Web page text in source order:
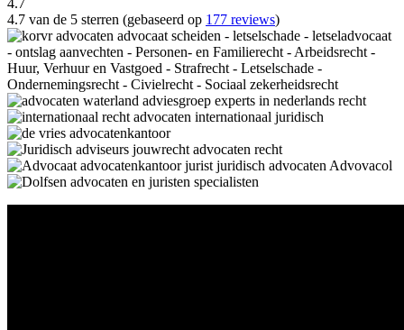
4.7
4.7 van de 5 sterren (gebaseerd op 177 reviews)